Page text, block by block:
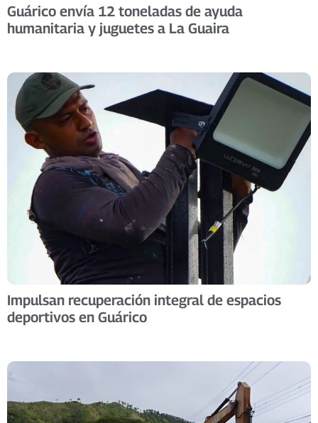
Guárico envía 12 toneladas de ayuda
humanitaria y juguetes a La Guaira
Impulsan recuperación integral de espacios
deportivos en Guárico